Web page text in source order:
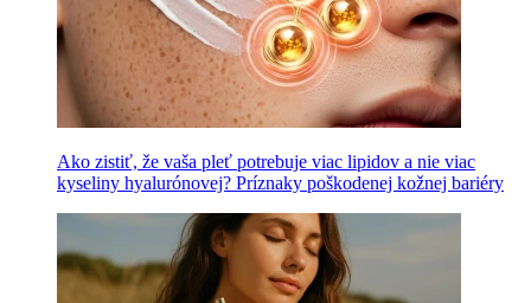
Ako zistiť, že vaša pleť potrebuje viac lipidov a nie viac
kyseliny hyalurónovej? Príznaky poškodenej kožnej bariéry